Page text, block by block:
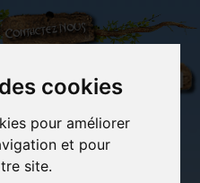
cookies
pour améliorer
et pour
site.
Contactez-nous